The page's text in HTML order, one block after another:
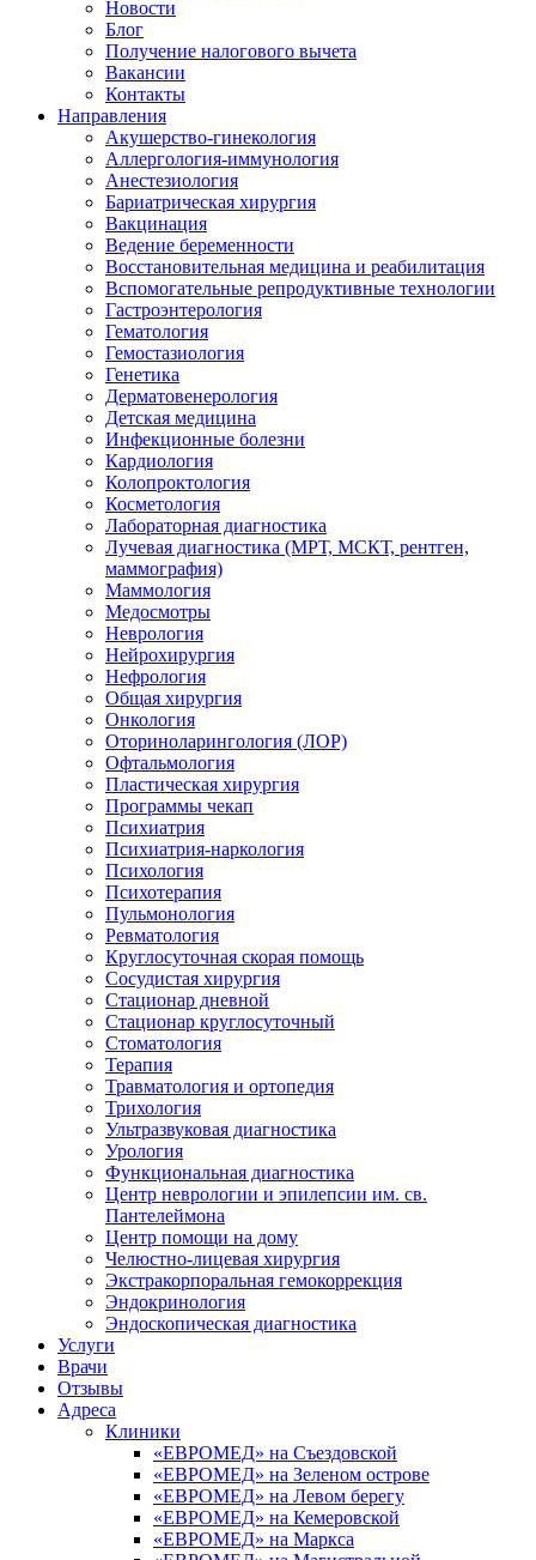
Новости
Блог
Получение налогового вычета
Вакансии
Контакты
Направления
Акушерство-гинекология
Аллергология-иммунология
Анестезиология
Бариатрическая хирургия
Вакцинация
Ведение беременности
Восстановительная медицина и реабилитация
Вспомогательные репродуктивные технологии
Гастроэнтерология
Гематология
Гемостазиология
Генетика
Дерматовенерология
Детская медицина
Инфекционные болезни
Кардиология
Колопроктология
Косметология
Лабораторная диагностика
Лучевая диагностика (МРТ, МСКТ, рентген,
маммография)
Маммология
Медосмотры
Неврология
Нейрохирургия
Нефрология
Общая хирургия
Онкология
Оториноларингология (ЛОР)
Офтальмология
Пластическая хирургия
Программы чекап
Психиатрия
Психиатрия-наркология
Психология
Психотерапия
Пульмонология
Ревматология
Круглосуточная скорая помощь
Сосудистая хирургия
Стационар дневной
Стационар круглосуточный
Стоматология
Терапия
Травматология и ортопедия
Трихология
Ультразвуковая диагностика
Урология
Функциональная диагностика
Центр неврологии и эпилепсии им. св.
Пантелеймона
Центр помощи на дому
Челюстно-лицевая хирургия
Экстракорпоральная гемокоррекция
Эндокринология
Эндоскопическая диагностика
Услуги
Врачи
Отзывы
Адреса
Клиники
«ЕВРОМЕД» на Съездовской
«ЕВРОМЕД» на Зеленом острове
«ЕВРОМЕД» на Левом берегу
«ЕВРОМЕД» на Кемеровской
«ЕВРОМЕД» на Маркса